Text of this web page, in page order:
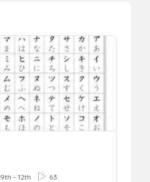
9th - 12th 63